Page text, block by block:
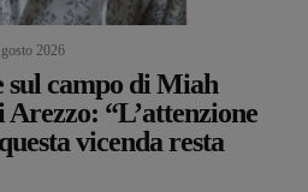
2026
sul campo di Miah
“L’attenzione
vicenda resta